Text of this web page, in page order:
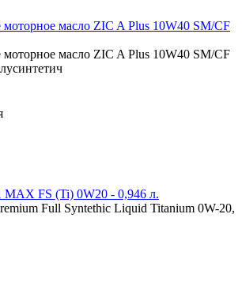
моторное масло ZIC A Plus 10W40 SM/CF
моторное масло ZIC A Plus 10W40 SM/CF
FS (Ti) 0W20 - 0,946 л.
Full Syntethic Liquid Titanium 0W-20,